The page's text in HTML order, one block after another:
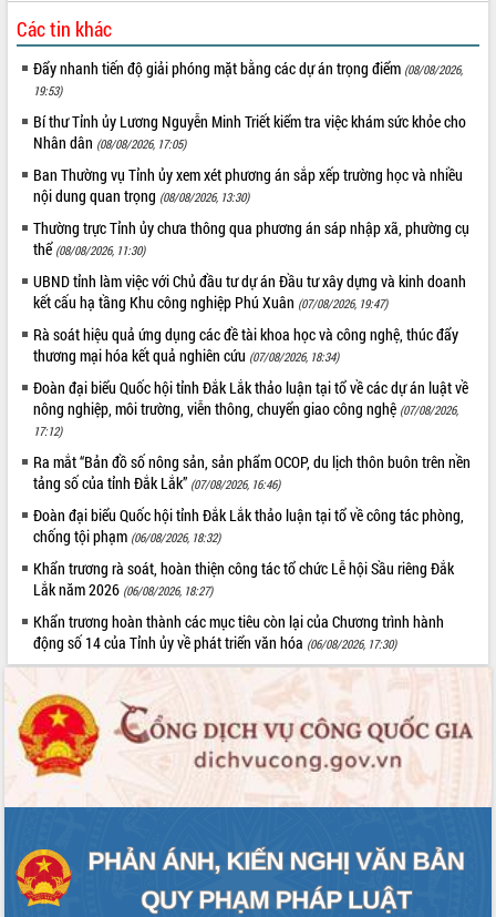
Họp báo thông tin về Hội nghị Công bố
Quy hoạch và Xúc tiến đầu tư tỉnh Đắk
Lắk
Khơi thông điểm nghẽn, đẩy nhanh
giải ngân vốn khắc phục thiên tai
HĐND tỉnh thông qua điều chỉnh Quy
hoạch tỉnh thời kỳ 2021-2030
Hội thảo góp ý hồ sơ điều chỉnh quy
hoạch tỉnh Đắk Lắk thời kỳ 2021-2030,
tầm nhìn đến năm 2050
Nâng cao hiệu quả hoạt động của các
doanh nghiệp nhà nước
Hội nghị triển khai kết nối mạng
truyền số liệu chuyên dùng phục vụ cơ
quan Đảng, Nhà nước
Lễ phát động chuỗi hoạt động chung
tay làm sạch môi trường
Xã Ea Kar bước chuyển mình trong
công tác cải cách hành chính mô hình
mới
UBND tỉnh họp báo định kỳ tháng 4
năm 2026
Hội thảo khoa học “Giải pháp thúc đẩy
phát triển nền kinh tế xanh tại tỉnh
Đắk Lắk”
Tăng cường giám sát, đôn đốc thực
hiện nhiệm vụ quản lý tài sản công
Tháo gỡ những vướng mắc, đẩy mạnh
công tác cải cách thủ tục hành chính
tại Trung tâm Phục vụ hành chính
công tỉnh
Đắk Lắk: Tôn vinh 46 giải pháp tại Hội
Đắk Lắk rà soát, điều chỉnh Đề án 190
về phát triển nuôi trồng thủy sản
Phó Chủ tịch UBND tỉnh Đắk Lắk
Các tin khác
Đẩy nhanh tiến độ giải phóng mặt bằng các dự án trọng điểm (08/08/2026,
19:53)
Bí thư Tỉnh ủy Lương Nguyễn Minh Triết kiểm tra việc khám sức khỏe cho
Nhân dân (08/08/2026, 17:05)
Ban Thường vụ Tỉnh ủy xem xét phương án sắp xếp trường học và nhiều
nội dung quan trọng (08/08/2026, 13:30)
Thường trực Tỉnh ủy chưa thông qua phương án sáp nhập xã, phường cụ
thể (08/08/2026, 11:30)
UBND tỉnh làm việc với Chủ đầu tư dự án Đầu tư xây dựng và kinh doanh
kết cấu hạ tầng Khu công nghiệp Phú Xuân (07/08/2026, 19:47)
Rà soát hiệu quả ứng dụng các đề tài khoa học và công nghệ, thúc đẩy
thương mại hóa kết quả nghiên cứu (07/08/2026, 18:34)
Đoàn đại biểu Quốc hội tỉnh Đắk Lắk thảo luận tại tổ về các dự án luật về
nông nghiệp, môi trường, viễn thông, chuyển giao công nghệ (07/08/2026,
17:12)
Ra mắt “Bản đồ số nông sản, sản phẩm OCOP, du lịch thôn buôn trên nền
tảng số của tỉnh Đắk Lắk” (07/08/2026, 16:46)
Đoàn đại biểu Quốc hội tỉnh Đắk Lắk thảo luận tại tổ về công tác phòng,
chống tội phạm (06/08/2026, 18:32)
Khẩn trương rà soát, hoàn thiện công tác tổ chức Lễ hội Sầu riêng Đắk
Lắk năm 2026 (06/08/2026, 18:27)
Khẩn trương hoàn thành các mục tiêu còn lại của Chương trình hành
động số 14 của Tỉnh ủy về phát triển văn hóa (06/08/2026, 17:30)